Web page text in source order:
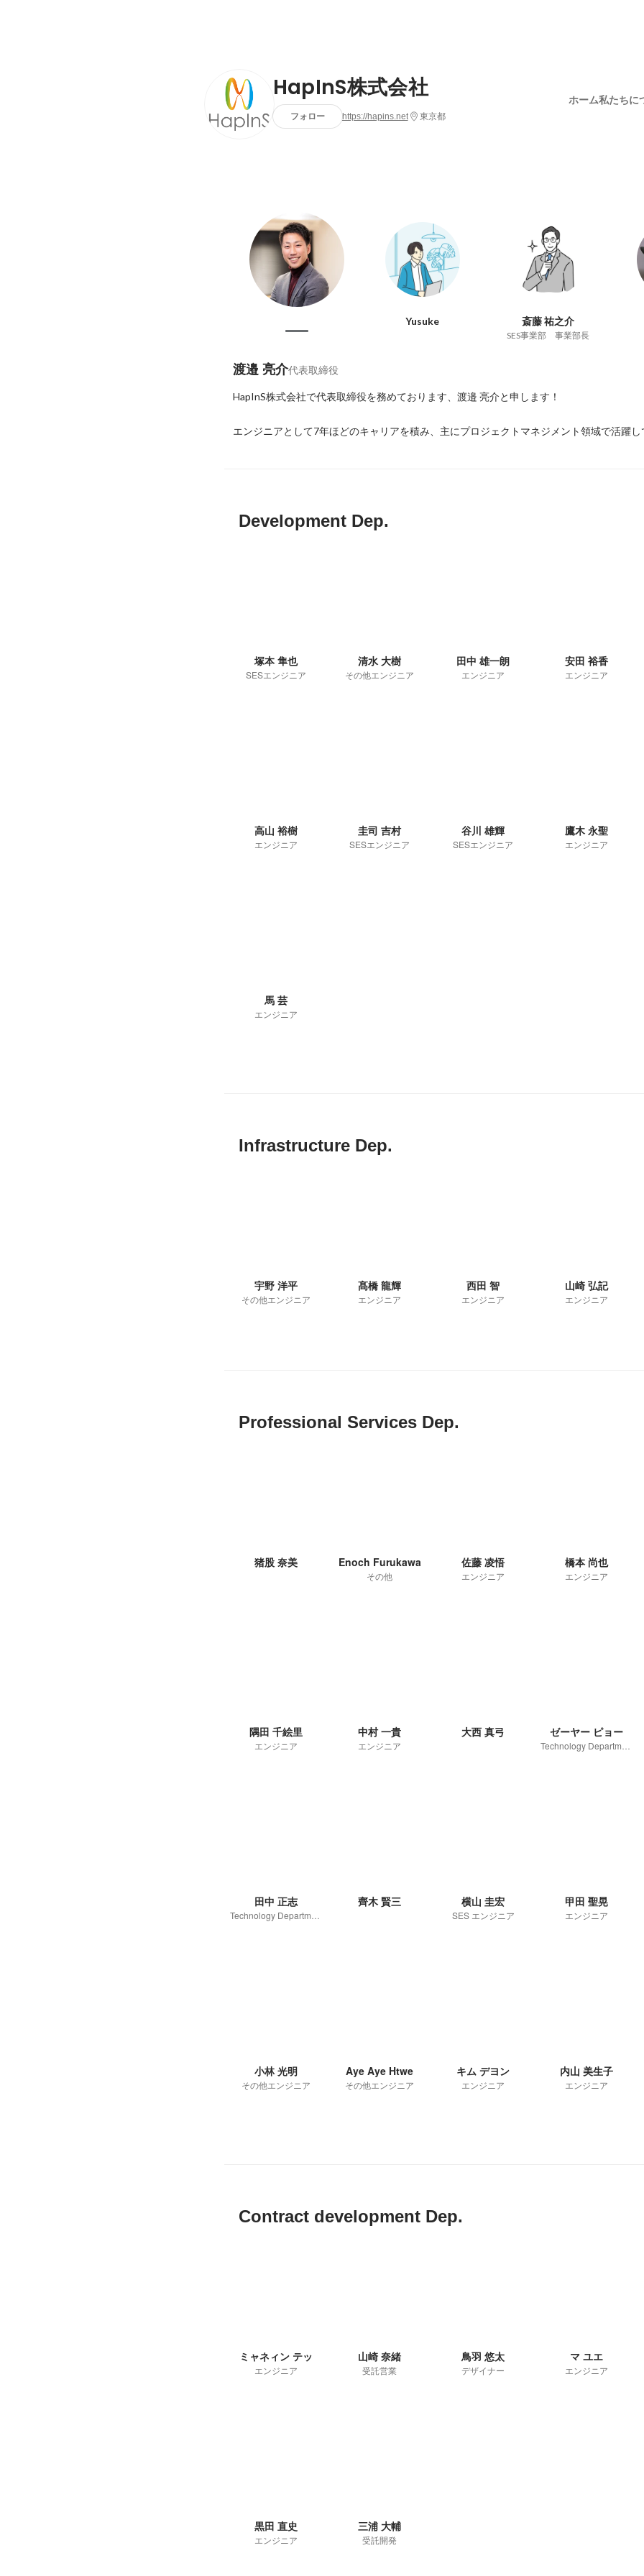
HapInS株式会社
フォロー https://hapins.net 東京都
ホーム私たちに
Yusuke 斎藤 祐之介
SES事業部 事業部長
渡邉 亮介代表取締役
HapInS株式会社で代表取締役を務めております、渡邉 亮介と申します！
エンジニアとして7年ほどのキャリアを積み、主にプロジェクトマネジメント領域で活躍し
Development Dep.
塚本 隼也
SESエンジニア
清水 大樹
その他エンジニア
田中 雄一朗
エンジニア
安田 裕香
エンジニア
高山 裕樹
エンジニア
圭司 吉村
SESエンジニア
谷川 雄輝
SESエンジニア
鷹木 永聖
エンジニア
馬 芸
エンジニア
Infrastructure Dep.
宇野 洋平
その他エンジニア
髙橋 龍輝
エンジニア
西田 智
エンジニア
山崎 弘記
エンジニア
Professional Services Dep.
猪股 奈美 Enoch Furukawa
その他
佐藤 凌悟
エンジニア
橋本 尚也
エンジニア
隅田 千絵里
エンジニア
中村 一貴
エンジニア
大西 真弓 ゼーヤー ピョー
田中 正志 齊木 賢三 横山 圭宏
SES エンジニア
甲田 聖晃
エンジニア
小林 光明
その他エンジニア
Aye Aye Htwe
その他エンジニア
キム デヨン
エンジニア
内山 美生子
エンジニア
Contract development Dep.
ミャネィン テッ
エンジニア
山崎 奈緒
受託営業
鳥羽 悠太
デザイナー
マ ユエ
エンジニア
黒田 直史
エンジニア
三浦 大輔
受託開発